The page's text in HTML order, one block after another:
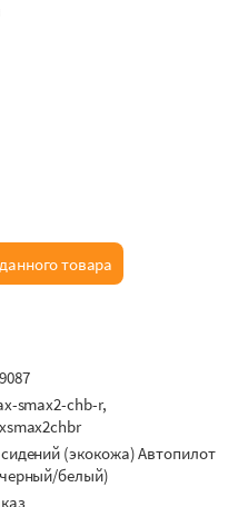
товара
smax2-chb-r,
(экокожа) Автопилот
белый)